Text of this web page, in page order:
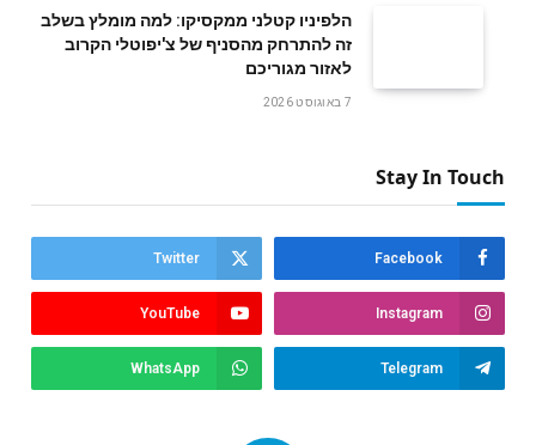
הלפיניו קטלני ממקסיקו: למה מומלץ בשלב
זה להתרחק מהסניף של צ'יפוטלי הקרוב
לאזור מגוריכם
7 באוגוסט 2026
Stay In Touch
Facebook
Twitter
Instagram
YouTube
Telegram
WhatsApp